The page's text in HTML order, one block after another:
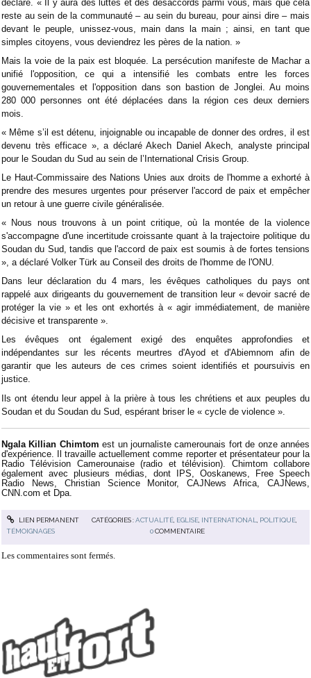
déclaré. « Il y aura des luttes et des désaccords parmi vous, mais que cela
reste au sein de la communauté – au sein du bureau, pour ainsi dire – mais
devant le peuple, unissez-vous, main dans la main ; ainsi, en tant que
simples citoyens, vous deviendrez les pères de la nation. »
Mais la voie de la paix est bloquée. La persécution manifeste de Machar a
unifié l'opposition, ce qui a intensifié les combats entre les forces
gouvernementales et l'opposition dans son bastion de Jonglei. Au moins
280 000 personnes ont été déplacées dans la région ces deux derniers
mois.
« Même s’il est détenu, injoignable ou incapable de donner des ordres, il est
devenu très efficace », a déclaré Akech Daniel Akech, analyste principal
pour le Soudan du Sud au sein de l’International Crisis Group.
Le Haut-Commissaire des Nations Unies aux droits de l'homme a exhorté à
prendre des mesures urgentes pour préserver l'accord de paix et empêcher
un retour à une guerre civile généralisée.
« Nous nous trouvons à un point critique, où la montée de la violence
s'accompagne d'une incertitude croissante quant à la trajectoire politique du
Soudan du Sud, tandis que l'accord de paix est soumis à de fortes tensions
», a déclaré Volker Türk au Conseil des droits de l'homme de l'ONU.
Dans leur déclaration du 4 mars, les évêques catholiques du pays ont
rappelé aux dirigeants du gouvernement de transition leur « devoir sacré de
protéger la vie » et les ont exhortés à « agir immédiatement, de manière
décisive et transparente ».
Les évêques ont également exigé des enquêtes approfondies et
indépendantes sur les récents meurtres d'Ayod et d'Abiemnom afin de
garantir que les auteurs de ces crimes soient identifiés et poursuivis en
justice.
Ils ont étendu leur appel à la prière à tous les chrétiens et aux peuples du
Soudan et du Soudan du Sud, espérant briser le « cycle de violence ».
Ngala Killian Chimtom est un journaliste camerounais fort de onze années
d'expérience. Il travaille actuellement comme reporter et présentateur pour la
Radio Télévision Camerounaise (radio et télévision). Chimtom collabore
également avec plusieurs médias, dont IPS, Ooskanews, Free Speech
Radio News, Christian Science Monitor, CAJNews Africa, CAJNews,
CNN.com et Dpa.
LIEN PERMANENT CATÉGORIES :ACTUALITÉ, EGLISE, INTERNATIONAL, POLITIQUE,
TÉMOIGNAGES
0 COMMENTAIRE
Les commentaires sont fermés.